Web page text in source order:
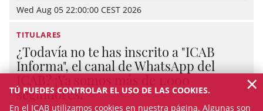
Wed Aug 05 22:00:00 CEST 2026
TITULARES
¿Todavía no te has inscrito a "ICAB
Informa", el canal de WhatsApp del
seguidores!
TÚ PUEDES CONTROLAR EL USO DE LAS COOKIES.
En el ICAB utilizamos cookies en nuestra página. Algunas son
×